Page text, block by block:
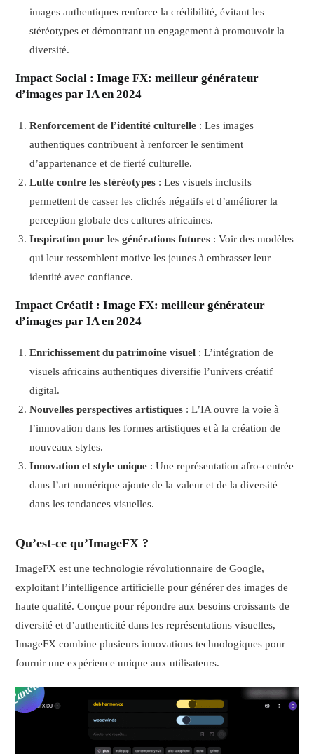
images authentiques renforce la crédibilité, évitant les
stéréotypes et démontrant un engagement à promouvoir la
diversité.
Impact Social : Image FX: meilleur générateur
d’images par IA en 2024
Renforcement de l’identité culturelle : Les images
authentiques contribuent à renforcer le sentiment
d’appartenance et de fierté culturelle.
Lutte contre les stéréotypes : Les visuels inclusifs
permettent de casser les clichés négatifs et d’améliorer la
perception globale des cultures africaines.
Inspiration pour les générations futures : Voir des modèles
qui leur ressemblent motive les jeunes à embrasser leur
identité avec confiance.
Impact Créatif : Image FX: meilleur générateur
d’images par IA en 2024
Enrichissement du patrimoine visuel : L’intégration de
visuels africains authentiques diversifie l’univers créatif
digital.
Nouvelles perspectives artistiques : L’IA ouvre la voie à
l’innovation dans les formes artistiques et à la création de
nouveaux styles.
Innovation et style unique : Une représentation afro-centrée
dans l’art numérique ajoute de la valeur et de la diversité
dans les tendances visuelles.
Qu’est-ce qu’ImageFX ?
ImageFX est une technologie révolutionnaire de Google,
exploitant l’intelligence artificielle pour générer des images de
haute qualité. Conçue pour répondre aux besoins croissants de
diversité et d’authenticité dans les représentations visuelles,
ImageFX combine plusieurs innovations technologiques pour
fournir une expérience unique aux utilisateurs.